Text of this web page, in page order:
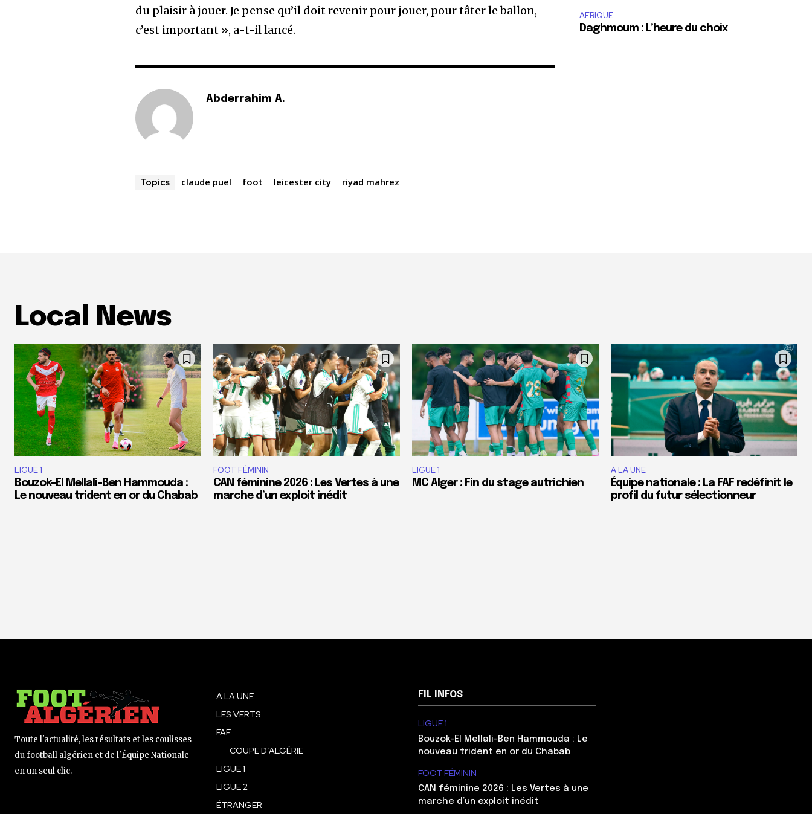
du plaisir à jouer. Je pense qu’il doit revenir pour jouer, pour tâter le ballon,
c’est important », a-t-il lancé.
Abderrahim A.
Topics claude puel foot leicester city riyad mahrez
AFRIQUE
Daghmoum : L’heure du choix
Local News
LIGUE 1
Bouzok-El Mellali-Ben Hammouda :
Le nouveau trident en or du Chabab
FOOT FÉMININ
CAN féminine 2026 : Les Vertes à une
marche d’un exploit inédit
LIGUE 1
MC Alger : Fin du stage autrichien
A LA UNE
Équipe nationale : La FAF redéfinit le
profil du futur sélectionneur
Toute l'actualité, les résultats et les coulisses
du football algérien et de l'Équipe Nationale
en un seul clic.
A LA UNE
LES VERTS
FAF
COUPE D’ALGÉRIE
LIGUE 1
LIGUE 2
ÉTRANGER
FIL INFOS
LIGUE 1
Bouzok-El Mellali-Ben Hammouda : Le
nouveau trident en or du Chabab
FOOT FÉMININ
CAN féminine 2026 : Les Vertes à une
marche d’un exploit inédit